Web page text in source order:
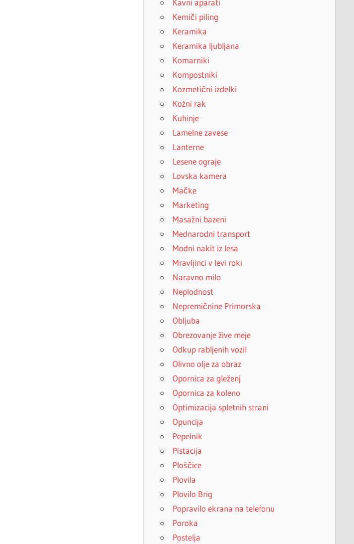
Kemiči piling
Keramika
Keramika ljubljana
Komarniki
Kompostniki
Kozmetični izdelki
Kožni rak
Kuhinje
Lamelne zavese
Lanterne
Lesene ograje
Lovska kamera
Mačke
Marketing
Masažni bazeni
Mednarodni transport
Modni nakit iz lesa
Mravljinci v levi roki
Naravno milo
Neplodnost
Nepremičnine Primorska
Obljuba
Obrezovanje žive meje
Odkup rabljenih vozil
Olivno olje za obraz
Opornica za gleženj
Opornica za koleno
Optimizacija spletnih strani
Opuncija
Pepelnik
Pistacija
Ploščice
Plovila
Plovilo Brig
Popravilo ekrana na telefonu
Poroka
Postelja